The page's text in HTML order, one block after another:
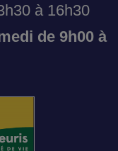
à 16h30
de 9h00 à